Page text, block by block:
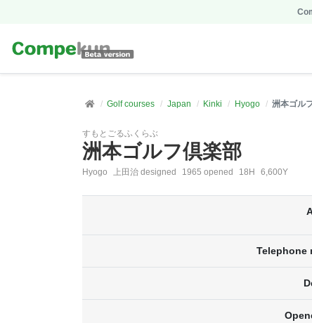
Golf courses Japan Kinki Hyogo 洲本ゴル
すもとごるふくらぶ
洲本ゴルフ倶楽部
Hyogo 上田治 designed 1965 opened 18H 6,600Y
Telephone